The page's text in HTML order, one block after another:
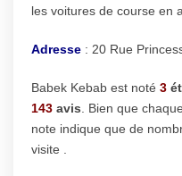
les voitures de course en
Adresse : 20 Rue
Babek Kebab est noté 3
143 avis . Bien que
note indique que de
visite .